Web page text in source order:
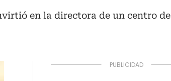
en la directora de un centro de